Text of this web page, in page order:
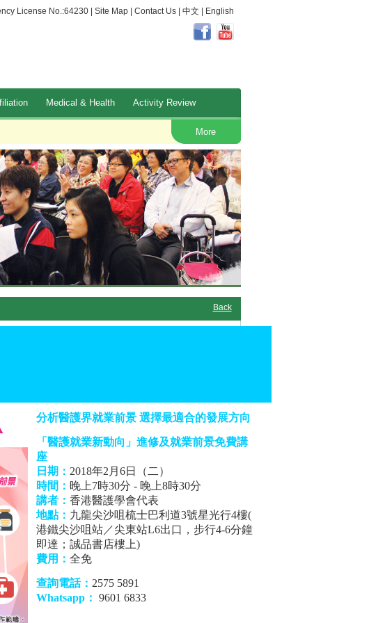
License No.:64230 | Site Map| Contact Us| 中文 English
Medical & Health Activity Review
Occupational Safety and Health
More
Back
分析醫護界就業前景 選擇最適合的發展方向
「醫護就業新動向」進修及就業前景免費講
座
日期： 2018年2月6日（二）
時間： 晚上7時30分 - 晚上8時30分
講者： 香港醫護學會代表
地點： 九龍尖沙咀梳士巴利道3號星光行4樓(
港鐵尖沙咀站／尖東站L6出口，步行4-6分鐘
即達；誠品書店樓上)
費用： 全免
查詢電話： 2575 5891
Whatsapp： 9601 6833